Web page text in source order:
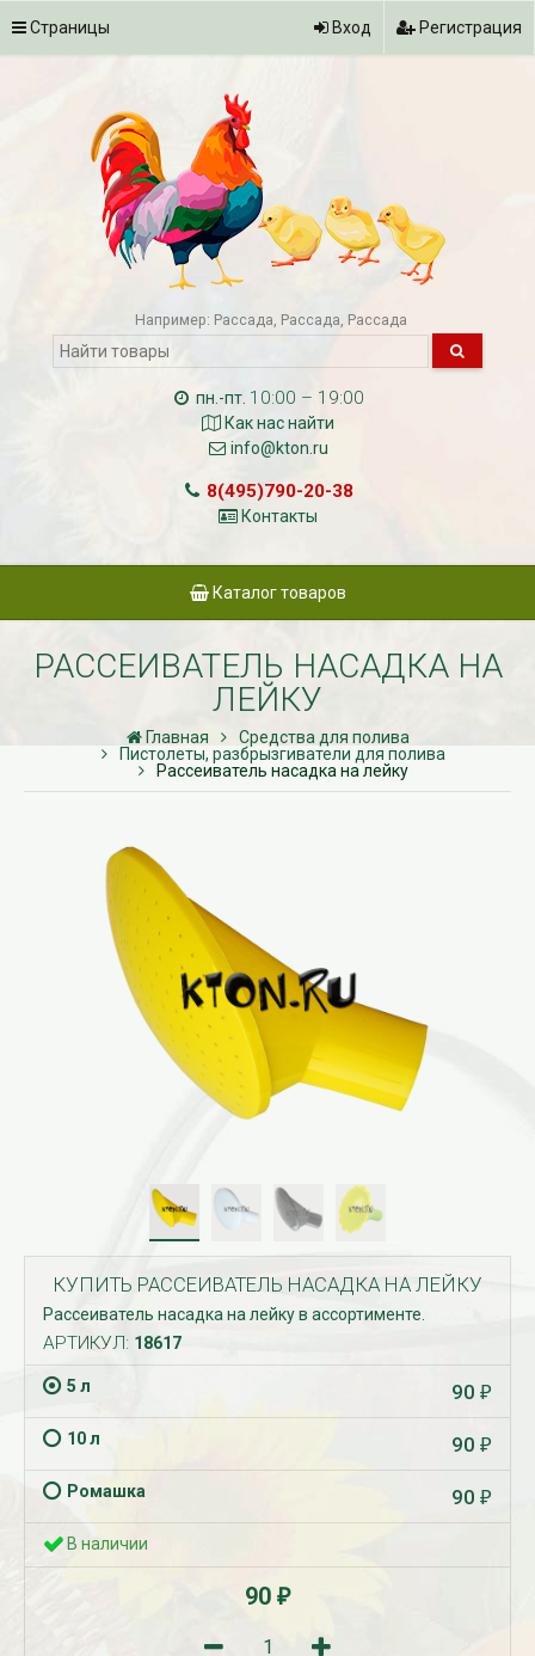
Страницы Вход Регистрация
Например: Рассада Рассада Рассада
пн.-пт. 10:00 – 19:00
Как нас найти
info@kton.ru
8(495)790-20-38
Контакты
Каталог товаров
РАССЕИВАТЕЛЬ НАСАДКА НА
ЛЕЙКУ
Главная
Средства для полива
Пистолеты, разбрызгиватели для полива
Рассеиватель насадка на лейку
КУПИТЬ РАССЕИВАТЕЛЬ НАСАДКА НА ЛЕЙКУ
Рассеиватель насадка на лейку в ассортименте.
АРТИКУЛ: 18617
5 л 90 ₽
10 л 90 ₽
Ромашка 90 ₽
В наличии
90 ₽